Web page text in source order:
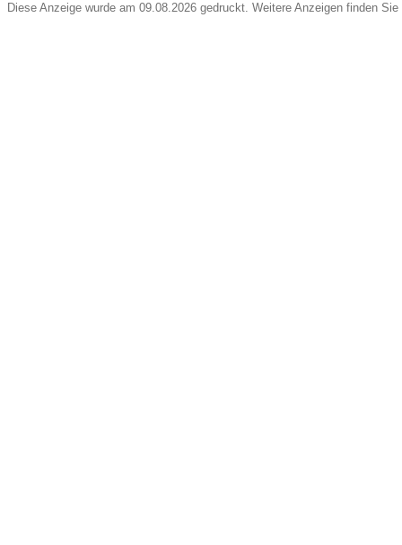
Diese Anzeige wurde am 09.08.2026 gedruckt. Weitere Anzeigen finden